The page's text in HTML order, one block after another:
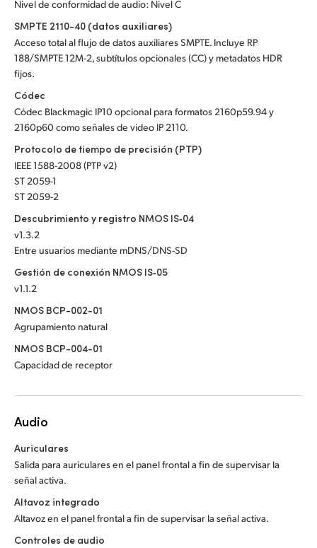
Nivel de conformidad de audio: Nivel C
SMPTE 2110-40 (datos auxiliares)
Acceso total al flujo de datos auxiliares SMPTE. Incluye RP
188/SMPTE 12M-2, subtítulos opcionales (CC) y metadatos HDR
fijos.
Códec
Códec Blackmagic IP10 opcional para formatos 2160p59.94 y
2160p60 como señales de video IP 2110.
Protocolo de tiempo de precisión (PTP)
IEEE 1588-2008 (PTP v2)
ST 2059-1
ST 2059-2
Descubrimiento y registro NMOS IS‑04
v1.3.2
Entre usuarios mediante mDNS/DNS-SD
Gestión de conexión NMOS IS‑05
v1.1.2
NMOS BCP-002-01
Agrupamiento natural
NMOS BCP-004-01
Capacidad de receptor
Audio
Auriculares
Salida para auriculares en el panel frontal a fin de supervisar la
señal activa.
Altavoz integrado
Altavoz en el panel frontal a fin de supervisar la señal activa.
Controles de audio